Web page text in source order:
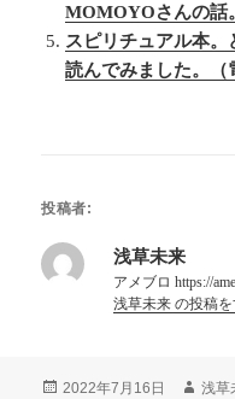
MOMOYOさんの話
スピリチュアル本
読んでみました。（
投稿者:
浅草未来
アメブロ https://
浅草未来 の投稿
投
2022年7月16日
作
浅草